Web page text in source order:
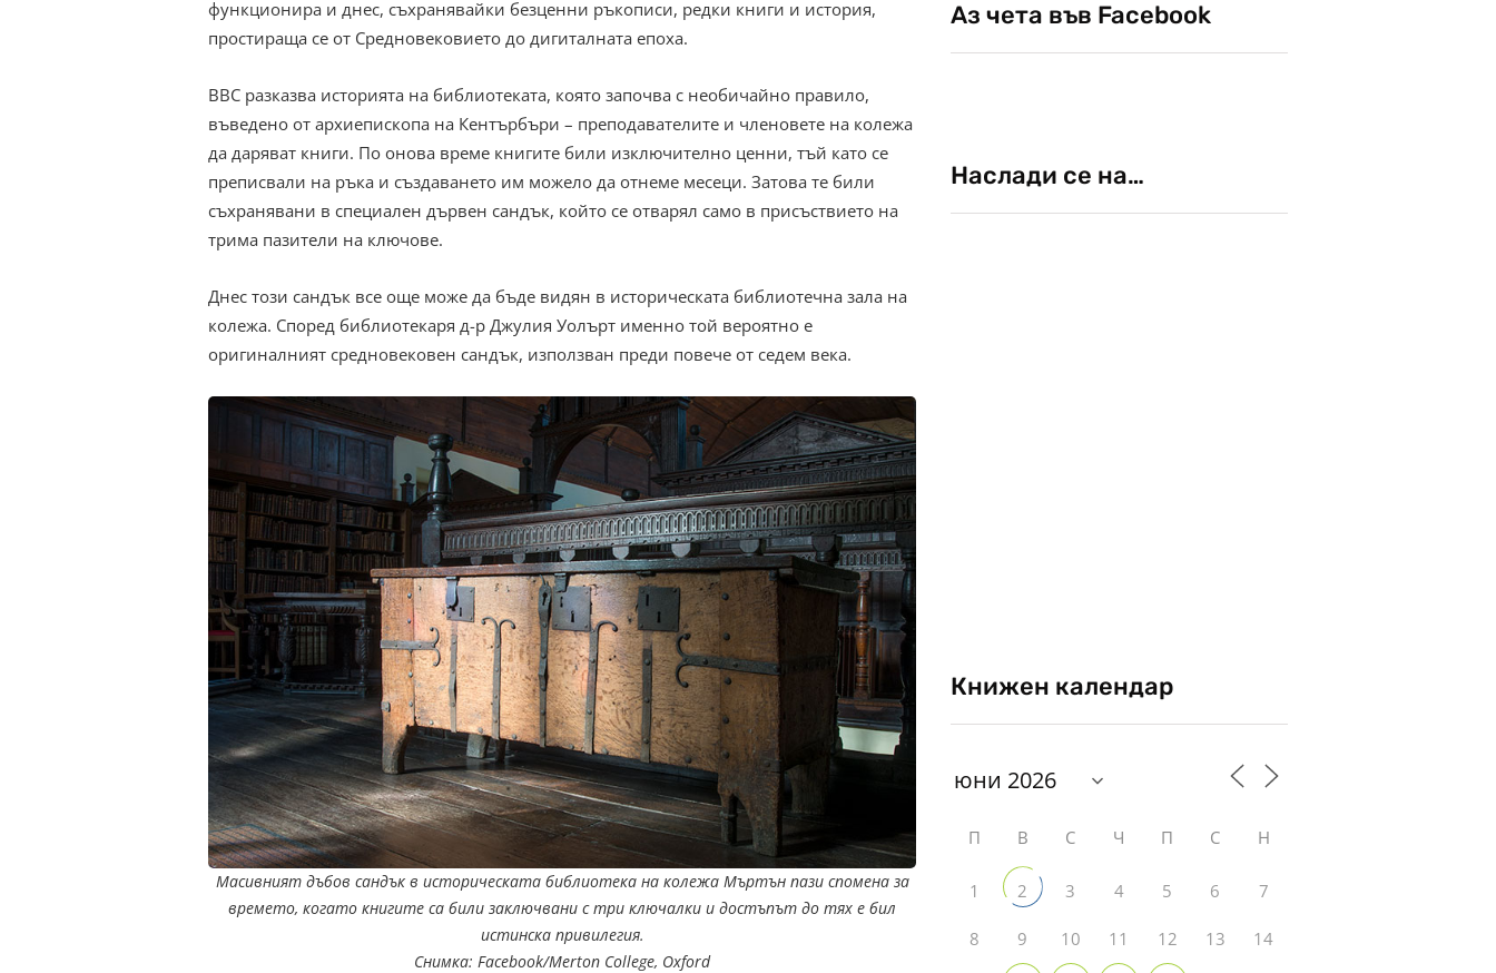
функционира и днес, съхранявайки безценни ръкописи, редки книги и история,
простираща се от Средновековието до дигиталната епоха.
BBC разказва историята на библиотеката, която започва с необичайно правило,
въведено от архиепископа на Кентърбъри – преподавателите и членовете на колежа
да даряват книги. По онова време книгите били изключително ценни, тъй като се
преписвали на ръка и създаването им можело да отнеме месеци. Затова те били
съхранявани в специален дървен сандък, който се отварял само в присъствието на
трима пазители на ключове.
Днес този сандък все още може да бъде видян в историческата библиотечна зала на
колежа. Според библиотекаря д-р Джулия Уолърт именно той вероятно е
оригиналният средновековен сандък, използван преди повече от седем века.
Масивният дъбов сандък в историческата библиотека на колежа Мъртън пази спомена за
времето, когато книгите са били заключвани с три ключалки и достъпът до тях е бил
истинска привилегия.
Снимка: Facebook/Merton College, Oxford
Аз чета във Facebook
Наслади се на…
Книжен календар
П В С Ч П С Н
1 2 3 4 5 6 7
8 9 10 11 12 13 14